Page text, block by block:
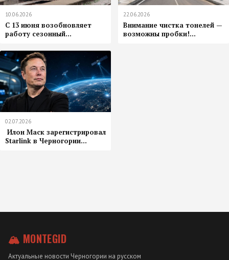
10.06.2026
С 13 июня возобновляет
работу сезонный...
22.06.2026
Внимание чистка тонелей —
возможны пробки!...
02.07.2026
️ Илон Маск зарегистрировал
Starlink в Черногории...
🏔 MONTEGID
Актуальные новости Черногории на русском